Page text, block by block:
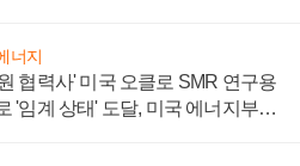
너지
협력사' 미국 오클로 SMR 연구용
'임계 상태' 도달, 미국 에너지부